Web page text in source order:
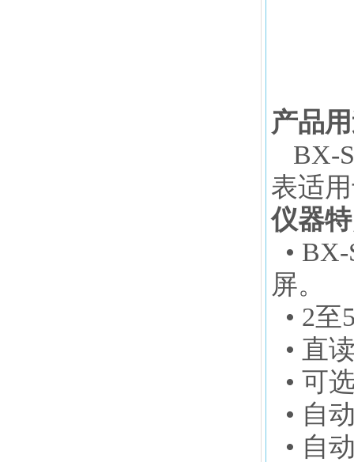
产品
BX-
表适
仪器
• BX-
屏。
• 2
• 直
• 可
• 自
• 自